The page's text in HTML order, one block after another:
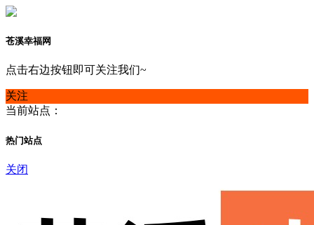
苍溪幸福网
点击右边按钮即可关注我们~
关注
当前站点：
热门站点
关闭